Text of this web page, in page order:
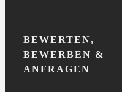
BEWERTEN,
BEWERBEN &
ANFRAGEN